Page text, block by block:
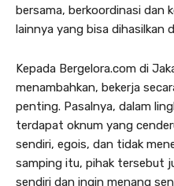
bersama, berkoordinasi dan
lainnya yang bisa dihasilkan
Kepada Bergelora.com di
menambahkan, bekerja
penting. Pasalnya, dalam
terdapat oknum yang
sendiri, egois, dan tidak
samping itu, pihak tersebut
sendiri dan ingin menang